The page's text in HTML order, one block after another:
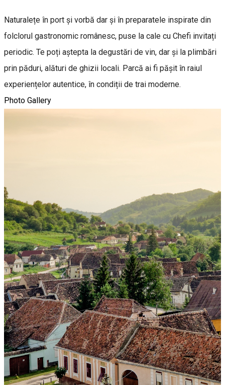
Naturalețe în port și vorbă dar și în preparatele inspirate din
folclorul gastronomic românesc, puse la cale cu Chefi invitați
periodic. Te poți aștepta la degustări de vin, dar și la plimbări
prin păduri, alături de ghizii locali. Parcă ai fi pășit în raiul
experiențelor autentice, în condiții de trai moderne.
Photo Gallery